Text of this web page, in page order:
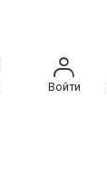
Войти